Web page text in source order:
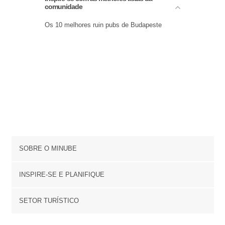
Sinagogas em Budapeste
comunidade
Os 10 melhores ruin pubs de Budapeste
SOBRE O MINUBE
Cookies
Términos e Condições
INSPIRE-SE E PLANIFIQUE
footer@item_discovertips_anchor
SETOR TURÍSTICO